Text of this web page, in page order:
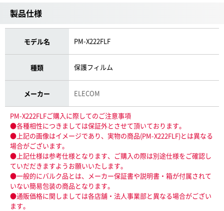
製品仕様
モデル名 PM-X222FLF
種類 保護フィルム
メーカー ELECOM
PM-X222FLFご購入に際してのご注意事項
●各種相性につきましては保証外とさせて頂いております。
●上記の画像はイメージであり、実物の商品(PM-X222FLF)とは異なる
場合がございます。
●上記仕様は参考仕様となります、ご購入の際は別途仕様をご確認し
ていだだきますようお願いいたします。
●一般的にバルク品とは、メーカー保証書や説明書・箱が付属されて
いない簡易包装の商品となります。
●通販価格に関しましては各店舗・法人事業部と異なる場合がござい
ます。